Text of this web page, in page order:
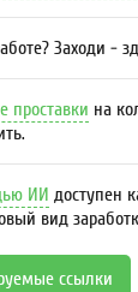
Заходи -
проставки на
ИИ доступен
вид
ссылки